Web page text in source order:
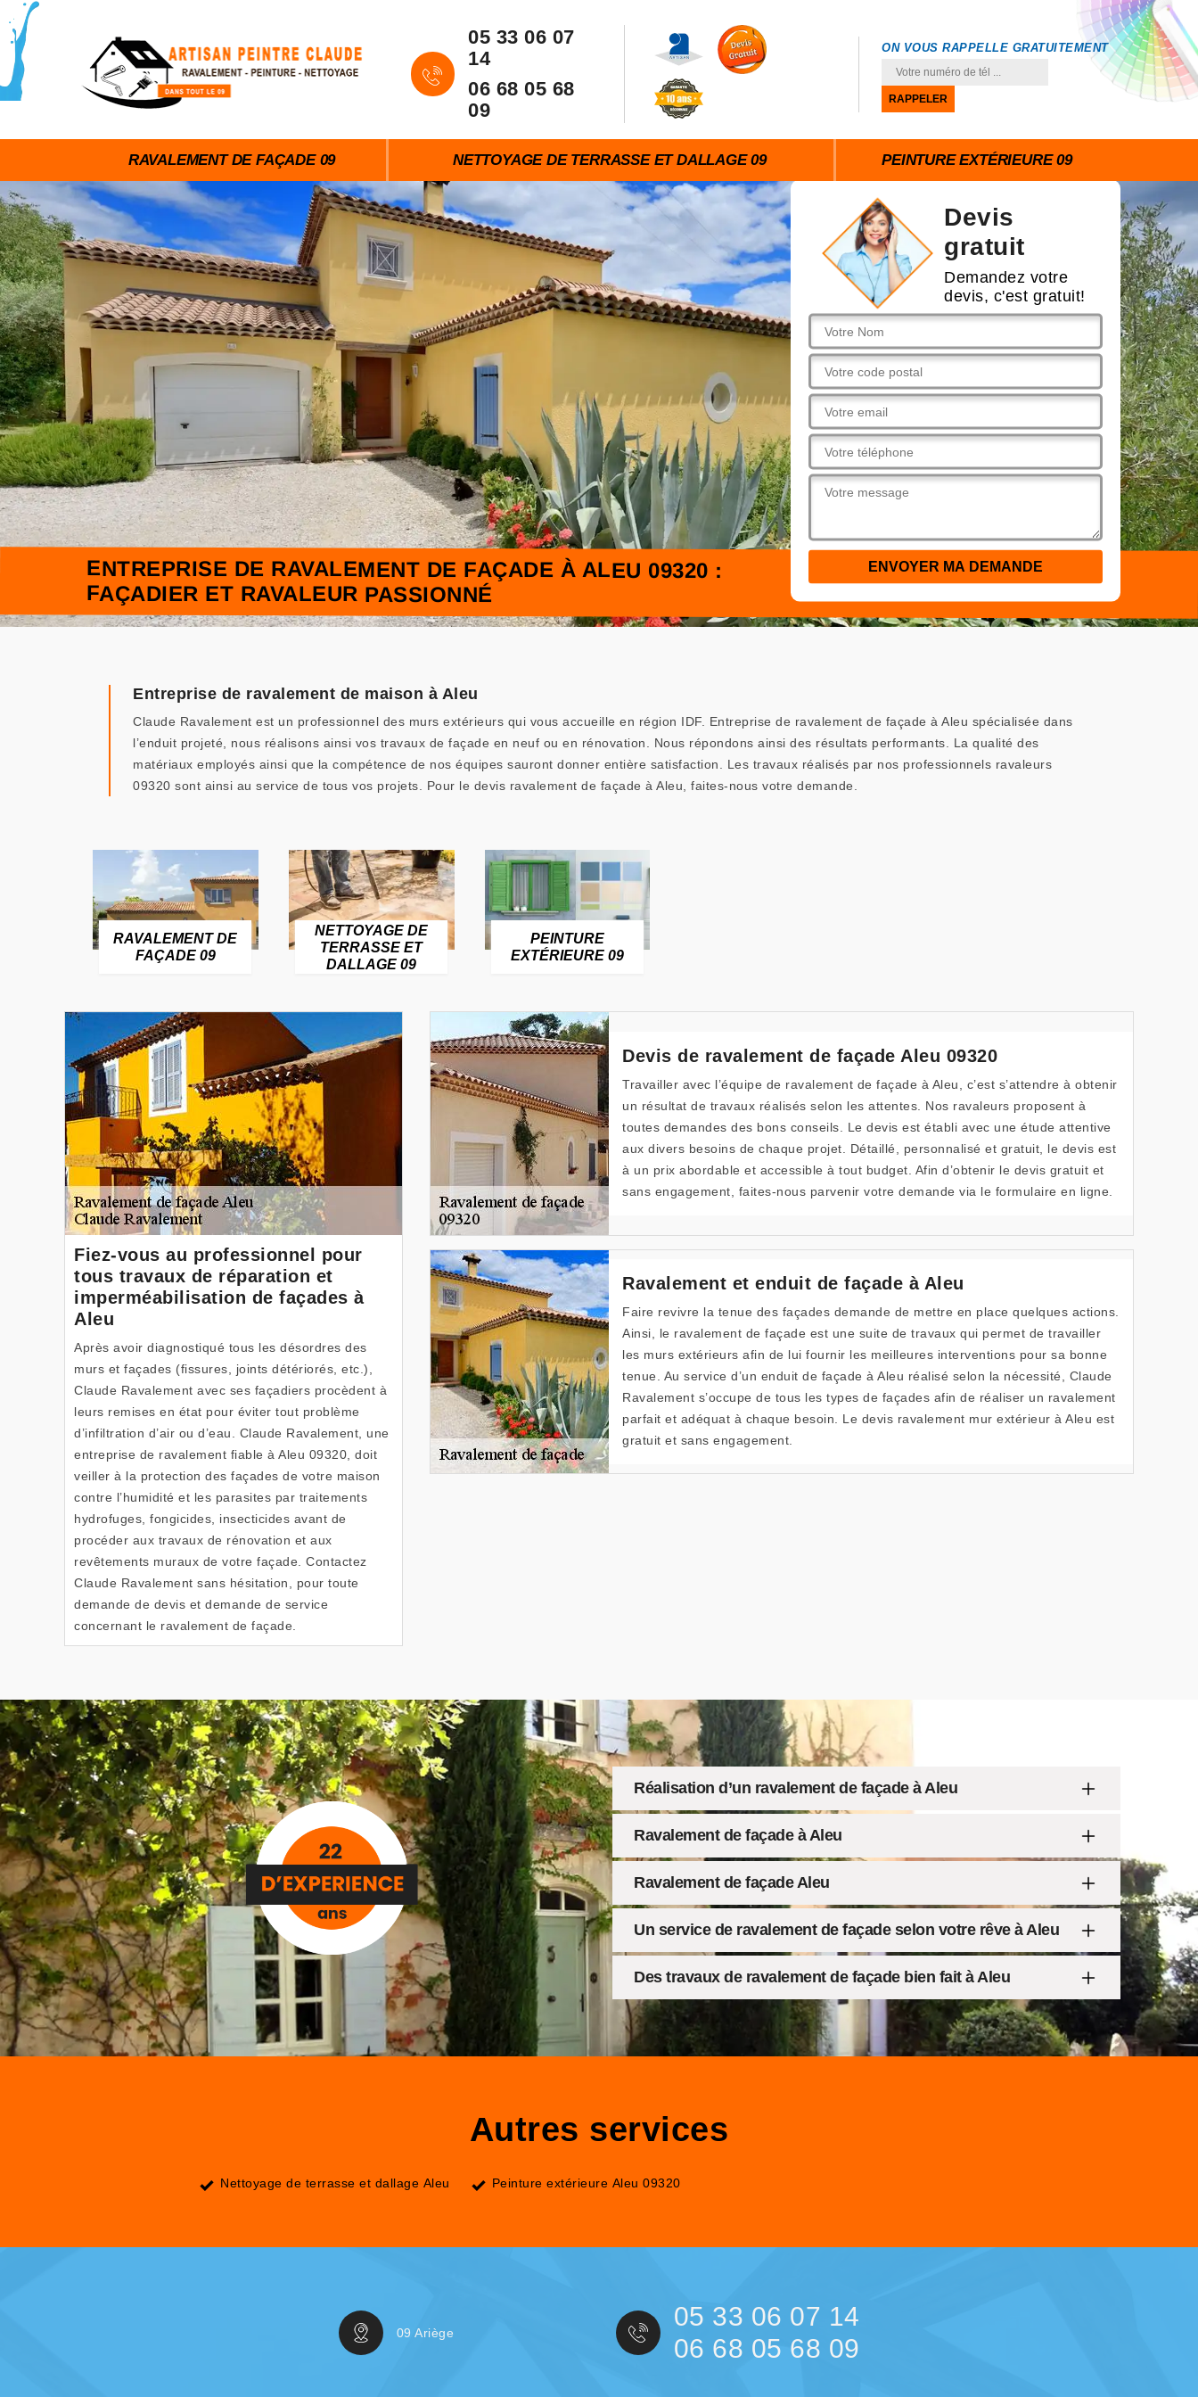
05 33 06 07
14
06 68 05 68
09
ON VOUS RAPPELLE GRATUITEMENT
RAVALEMENT DE FAÇADE 09 NETTOYAGE DE TERRASSE ET DALLAGE 09 PEINTURE EXTÉRIEURE 09
Devis
gratuit
Demandez votre
devis, c'est gratuit!
ENTREPRISE DE RAVALEMENT DE FAÇADE À ALEU 09320 :
FAÇADIER ET RAVALEUR PASSIONNÉ
Entreprise de ravalement de maison à Aleu
Claude Ravalement est un professionnel des murs extérieurs qui vous accueille en région IDF. Entreprise de ravalement de façade à Aleu spécialisée dans
l’enduit projeté, nous réalisons ainsi vos travaux de façade en neuf ou en rénovation. Nous répondons ainsi des résultats performants. La qualité des
matériaux employés ainsi que la compétence de nos équipes sauront donner entière satisfaction. Les travaux réalisés par nos professionnels ravaleurs
09320 sont ainsi au service de tous vos projets. Pour le devis ravalement de façade à Aleu, faites-nous votre demande.
RAVALEMENT DE
FAÇADE 09
NETTOYAGE DE
TERRASSE ET
DALLAGE 09
PEINTURE
EXTÉRIEURE 09
Fiez-vous au professionnel pour
tous travaux de réparation et
imperméabilisation de façades à
Aleu
Après avoir diagnostiqué tous les désordres des
murs et façades (fissures, joints détériorés, etc.),
Claude Ravalement avec ses façadiers procèdent à
leurs remises en état pour éviter tout problème
d’infiltration d’air ou d’eau. Claude Ravalement, une
entreprise de ravalement fiable à Aleu 09320, doit
veiller à la protection des façades de votre maison
contre l’humidité et les parasites par traitements
hydrofuges, fongicides, insecticides avant de
procéder aux travaux de rénovation et aux
revêtements muraux de votre façade. Contactez
Claude Ravalement sans hésitation, pour toute
demande de devis et demande de service
concernant le ravalement de façade.
Devis de ravalement de façade Aleu 09320
Travailler avec l’équipe de ravalement de façade à Aleu, c’est s’attendre à obtenir
un résultat de travaux réalisés selon les attentes. Nos ravaleurs proposent à
toutes demandes des bons conseils. Le devis est établi avec une étude attentive
aux divers besoins de chaque projet. Détaillé, personnalisé et gratuit, le devis est
à un prix abordable et accessible à tout budget. Afin d’obtenir le devis gratuit et
sans engagement, faites-nous parvenir votre demande via le formulaire en ligne.
Ravalement et enduit de façade à Aleu
Faire revivre la tenue des façades demande de mettre en place quelques actions.
Ainsi, le ravalement de façade est une suite de travaux qui permet de travailler
les murs extérieurs afin de lui fournir les meilleures interventions pour sa bonne
tenue. Au service d’un enduit de façade à Aleu réalisé selon la nécessité, Claude
Ravalement s’occupe de tous les types de façades afin de réaliser un ravalement
parfait et adéquat à chaque besoin. Le devis ravalement mur extérieur à Aleu est
gratuit et sans engagement.
Réalisation d’un ravalement de façade à Aleu
Ravalement de façade à Aleu
Ravalement de façade Aleu
Un service de ravalement de façade selon votre rêve à Aleu
Des travaux de ravalement de façade bien fait à Aleu
Autres services
Nettoyage de terrasse et dallage Aleu Peinture extérieure Aleu 09320
09 Ariège
05 33 06 07 14
06 68 05 68 09